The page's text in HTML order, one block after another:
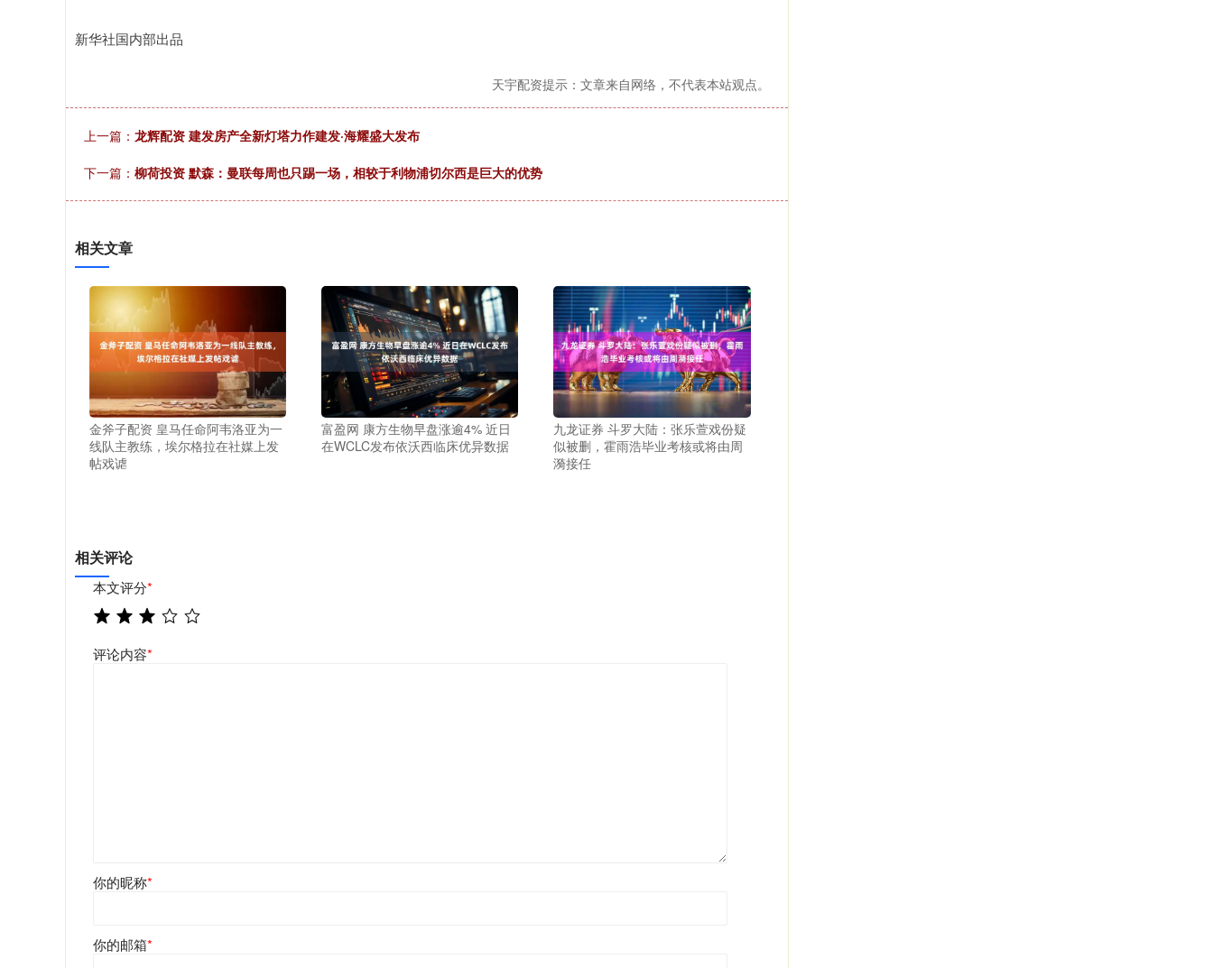
新华社国内部出品
天宇配资提示：文章来自网络，不代表本站观点。
上一篇： 龙辉配资 建发房产全新灯塔力作建发·海耀盛大发布
下一篇： 柳荷投资 默森：曼联每周也只踢一场，相较于利物浦切尔西是巨大的优势
相关文章
金斧子配资 皇马任命阿韦洛亚为一
线队主教练，埃尔格拉在社媒上发
帖戏谑
富盈网 康方生物早盘涨逾4% 近日
在WCLC发布依沃西临床优异数据
九龙证券 斗罗大陆：张乐萱戏份疑
似被删，霍雨浩毕业考核或将由周
漪接任
相关评论
本文评分*
评论内容*
你的昵称*
你的邮箱*